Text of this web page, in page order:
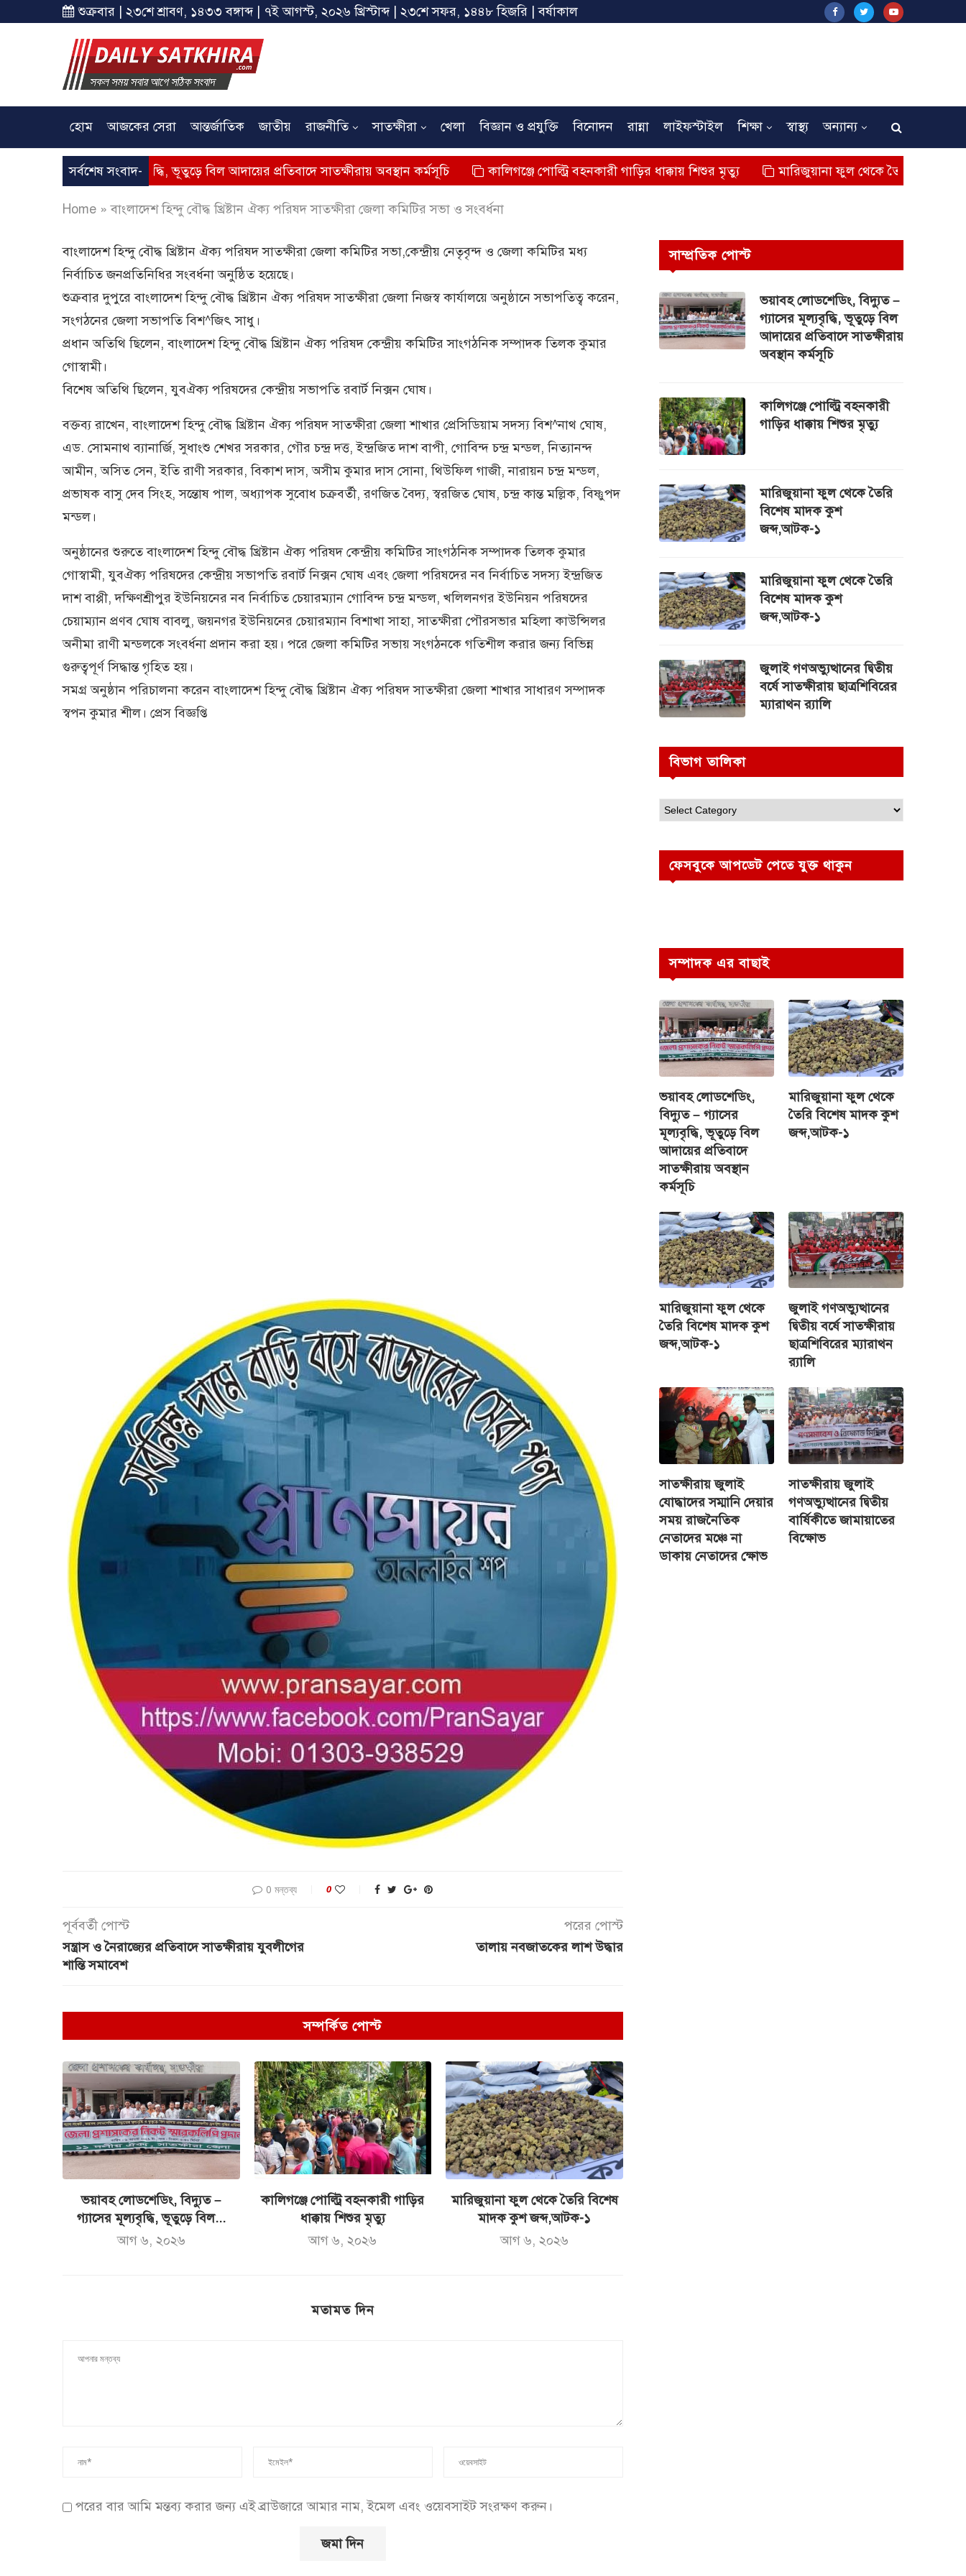
শুক্রবার | ২৩শে শ্রাবণ, ১৪৩৩ বঙ্গাব্দ | ৭ই আগস্ট, ২০২৬ খ্রিস্টাব্দ | ২৩শে সফর, ১৪৪৮ হিজরি | বর্ষাকাল
হোম আজকের সেরা আন্তর্জাতিক জাতীয় রাজনীতি সাতক্ষীরা খেলা বিজ্ঞান ও প্রযুক্তি বিনোদন রান্না লাইফস্টাইল শিক্ষা স্বাস্থ্য অন্যান্য
সর্বশেষ সংবাদ-
– গ্যাসের মূল্যবৃদ্ধি, ভূতুড়ে বিল আদায়ের প্রতিবাদে সাতক্ষীরায় অবস্থান কর্মসূচি কালিগঞ্জে পোল্ট্রি বহনকারী গাড়ির ধাক্কায় শিশুর মৃত্যু মারিজুয়ানা ফুল থেকে তৈরি বিশেষ মাদক কুশ
Home »বাংলাদেশ হিন্দু বৌদ্ধ খ্রিষ্টান ঐক্য পরিষদ সাতক্ষীরা জেলা কমিটির সভা ও সংবর্ধনা
বাংলাদেশ হিন্দু বৌদ্ধ খ্রিষ্টান ঐক্য পরিষদ সাতক্ষীরা জেলা কমিটির সভা,কেন্দ্রীয় নেতৃবৃন্দ ও জেলা কমিটির মধ্য
নির্বাচিত জনপ্রতিনিধির সংবর্ধনা অনুষ্ঠিত হয়েছে।
শুক্রবার দুপুরে বাংলাদেশ হিন্দু বৌদ্ধ খ্রিষ্টান ঐক্য পরিষদ সাতক্ষীরা জেলা নিজস্ব কার্যালয়ে অনুষ্ঠানে সভাপতিত্ব করেন,
সংগঠনের জেলা সভাপতি বিশ^জিৎ সাধু।
প্রধান অতিথি ছিলেন, বাংলাদেশ হিন্দু বৌদ্ধ খ্রিষ্টান ঐক্য পরিষদ কেন্দ্রীয় কমিটির সাংগঠনিক সম্পাদক তিলক কুমার
গোস্বামী।
বিশেষ অতিথি ছিলেন, যুবঐক্য পরিষদের কেন্দ্রীয় সভাপতি রবার্ট নিক্সন ঘোষ।
বক্তব্য রাখেন, বাংলাদেশ হিন্দু বৌদ্ধ খ্রিষ্টান ঐক্য পরিষদ সাতক্ষীরা জেলা শাখার প্রেসিডিয়াম সদস্য বিশ^নাথ ঘোষ,
এড. সোমনাথ ব্যানার্জি, সুধাংশু শেখর সরকার, গৌর চন্দ্র দত্ত, ইন্দ্রজিত দাশ বাপী, গোবিন্দ চন্দ্র মন্ডল, নিত্যানন্দ
আমীন, অসিত সেন, ইতি রাণী সরকার, বিকাশ দাস, অসীম কুমার দাস সোনা, থিউফিল গাজী, নারায়ন চন্দ্র মন্ডল,
প্রভাষক বাসু দেব সিংহ, সন্তোষ পাল, অধ্যাপক সুবোধ চক্রবর্তী, রণজিত বৈদ্য, স্বরজিত ঘোষ, চন্দ্র কান্ত মল্লিক, বিষ্ণুপদ
মন্ডল।
অনুষ্ঠানের শুরুতে বাংলাদেশ হিন্দু বৌদ্ধ খ্রিষ্টান ঐক্য পরিষদ কেন্দ্রীয় কমিটির সাংগঠনিক সম্পাদক তিলক কুমার
গোস্বামী, যুবঐক্য পরিষদের কেন্দ্রীয় সভাপতি রবার্ট নিক্সন ঘোষ এবং জেলা পরিষদের নব নির্বাচিত সদস্য ইন্দ্রজিত
দাশ বাপ্পী, দক্ষিণশ্রীপুর ইউনিয়নের নব নির্বাচিত চেয়ারম্যান গোবিন্দ চন্দ্র মন্ডল, খলিলনগর ইউনিয়ন পরিষদের
চেয়াম্যান প্রণব ঘোষ বাবলু, জয়নগর ইউনিয়নের চেয়ারম্যান বিশাখা সাহা, সাতক্ষীরা পৌরসভার মহিলা কাউন্সিলর
অনীমা রাণী মন্ডলকে সংবর্ধনা প্রদান করা হয়। পরে জেলা কমিটির সভায় সংগঠনকে গতিশীল করার জন্য বিভিন্ন
গুরুত্বপূর্ণ সিদ্ধান্ত গৃহিত হয়।
সমগ্র অনুষ্ঠান পরিচালনা করেন বাংলাদেশ হিন্দু বৌদ্ধ খ্রিষ্টান ঐক্য পরিষদ সাতক্ষীরা জেলা শাখার সাধারণ সম্পাদক
স্বপন কুমার শীল। প্রেস বিজ্ঞপ্তি
0 মন্তব্য 0
পূর্ববর্তী পোস্ট
সন্ত্রাস ও নৈরাজ্যের প্রতিবাদে সাতক্ষীরায় যুবলীগের
শান্তি সমাবেশ
পরের পোস্ট
তালায় নবজাতকের লাশ উদ্ধার
সম্পর্কিত পোস্ট
ভয়াবহ লোডশেডিং, বিদ্যুত –
গ্যাসের মূল্যবৃদ্ধি, ভূতুড়ে বিল...
আগ ৬, ২০২৬
কালিগঞ্জে পোল্ট্রি বহনকারী গাড়ির
ধাক্কায় শিশুর মৃত্যু
আগ ৬, ২০২৬
মারিজুয়ানা ফুল থেকে তৈরি বিশেষ
মাদক কুশ জব্দ,আটক-১
আগ ৬, ২০২৬
মতামত দিন
পরের বার আমি মন্তব্য করার জন্য এই ব্রাউজারে আমার নাম, ইমেল এবং ওয়েবসাইট সংরক্ষণ করুন।
সাম্প্রতিক পোস্ট
ভয়াবহ লোডশেডিং, বিদ্যুত –
গ্যাসের মূল্যবৃদ্ধি, ভূতুড়ে বিল
আদায়ের প্রতিবাদে সাতক্ষীরায়
অবস্থান কর্মসূচি
কালিগঞ্জে পোল্ট্রি বহনকারী
গাড়ির ধাক্কায় শিশুর মৃত্যু
মারিজুয়ানা ফুল থেকে তৈরি
বিশেষ মাদক কুশ
জব্দ,আটক-১
মারিজুয়ানা ফুল থেকে তৈরি
বিশেষ মাদক কুশ
জব্দ,আটক-১
জুলাই গণঅভ্যুত্থানের দ্বিতীয়
বর্ষে সাতক্ষীরায় ছাত্রশিবিরের
ম্যারাথন র‌্যালি
বিভাগ তালিকা
ফেসবুকে আপডেট পেতে যুক্ত থাকুন
সম্পাদক এর বাছাই
ভয়াবহ লোডশেডিং,
বিদ্যুত – গ্যাসের
মূল্যবৃদ্ধি, ভূতুড়ে বিল
আদায়ের প্রতিবাদে
সাতক্ষীরায় অবস্থান
কর্মসূচি
মারিজুয়ানা ফুল থেকে
তৈরি বিশেষ মাদক কুশ
জব্দ,আটক-১
মারিজুয়ানা ফুল থেকে
তৈরি বিশেষ মাদক কুশ
জব্দ,আটক-১
জুলাই গণঅভ্যুত্থানের
দ্বিতীয় বর্ষে সাতক্ষীরায়
ছাত্রশিবিরের ম্যারাথন
র‌্যালি
সাতক্ষীরায় জুলাই
যোদ্ধাদের সম্মানি দেয়ার
সময় রাজনৈতিক
নেতাদের মঞ্চে না
ডাকায় নেতাদের ক্ষোভ
সাতক্ষীরায় জুলাই
গণঅভ্যুত্থানের দ্বিতীয়
বার্ষিকীতে জামায়াতের
বিক্ষোভ